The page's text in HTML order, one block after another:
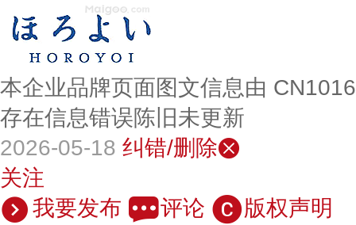
本企业品牌页面图文信息由
存在信息错误陈旧未更新
2026-05-18 纠错/删除
关注
我要发布
评论 版权声明